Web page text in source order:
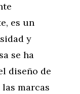
es un
y
se ha
diseño de
marcas